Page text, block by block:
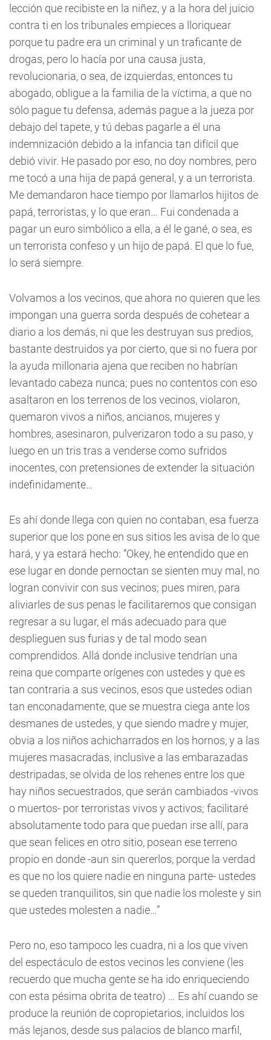
lección que recibiste en la niñez, y a la hora del juicio
contra ti en los tribunales empieces a lloriquear
porque tu padre era un criminal y un traficante de
drogas, pero lo hacía por una causa justa,
revolucionaria, o sea, de izquierdas, entonces tu
abogado, obligue a la familia de la víctima, a que no
sólo pague tu defensa, además pague a la jueza por
debajo del tapete, y tú debas pagarle a él una
indemnización debido a la infancia tan difícil que
debió vivir. He pasado por eso, no doy nombres, pero
me tocó a una hija de papá general, y a un terrorista.
Me demandaron hace tiempo por llamarlos hijitos de
papá, terroristas, y lo que eran… Fui condenada a
pagar un euro simbólico a ella, a él le gané, o sea, es
un terrorista confeso y un hijo de papá. El que lo fue,
lo será siempre.
Volvamos a los vecinos, que ahora no quieren que les
impongan una guerra sorda después de cohetear a
diario a los demás, ni que les destruyan sus predios,
bastante destruidos ya por cierto, que si no fuera por
la ayuda millonaria ajena que reciben no habrían
levantado cabeza nunca; pues no contentos con eso
asaltaron en los terrenos de los vecinos, violaron,
quemaron vivos a niños, ancianos, mujeres y
hombres, asesinaron, pulverizaron todo a su paso, y
luego en un tris tras a venderse como sufridos
inocentes, con pretensiones de extender la situación
indefinidamente…
Es ahí donde llega con quien no contaban, esa fuerza
superior que los pone en sus sitios les avisa de lo que
hará, y ya estará hecho: “Okey, he entendido que en
ese lugar en donde pernoctan se sienten muy mal, no
logran convivir con sus vecinos; pues miren, para
aliviarles de sus penas le facilitaremos que consigan
regresar a su lugar, el más adecuado para que
desplieguen sus furias y de tal modo sean
comprendidos. Allá donde inclusive tendrían una
reina que comparte orígenes con ustedes y que es
tan contraria a sus vecinos, esos que ustedes odian
tan enconadamente, que se muestra ciega ante los
desmanes de ustedes, y que siendo madre y mujer,
obvia a los niños achicharrados en los hornos, y a las
mujeres masacradas, inclusive a las embarazadas
destripadas, se olvida de los rehenes entre los que
hay niños secuestrados, que serán cambiados -vivos
o muertos- por terroristas vivos y activos; facilitaré
absolutamente todo para que puedan irse allí, para
que sean felices en otro sitio, posean ese terreno
propio en donde -aun sin quererlos, porque la verdad
es que no los quiere nadie en ninguna parte- ustedes
se queden tranquilitos, sin que nadie los moleste y sin
que ustedes molesten a nadie…”
Pero no, eso tampoco les cuadra, ni a los que viven
del espectáculo de estos vecinos les conviene (les
recuerdo que mucha gente se ha ido enriqueciendo
con esta pésima obrita de teatro) … Es ahí cuando se
produce la reunión de copropietarios, incluidos los
más lejanos, desde sus palacios de blanco marfil,